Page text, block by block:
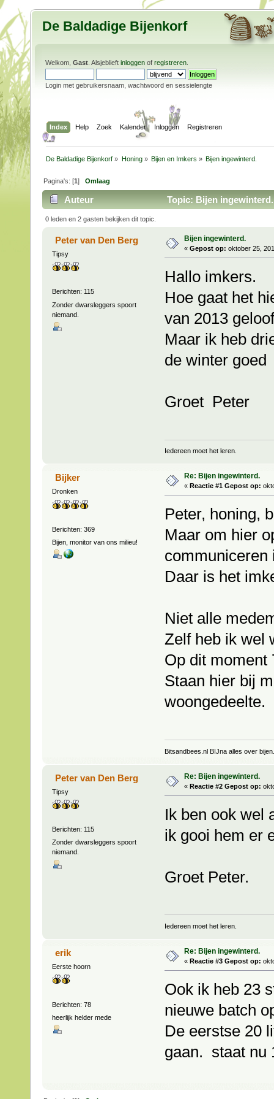
De Baldadige Bijenkorf
Welkom, Gast . Alsjeblieft inloggen of registreren
Login met gebruikersnaam, wachtwoord en sessielengte
Index Help Zoek Kalender Inloggen Registreren
De Baldadige Bijenkorf » Honing» Bijen en Imkers » Bijen ingewinterd.
Pagina's: [1]Omlaag
Auteur Topic: Bijen
0 leden en 2 gasten bekijken dit topic.
Peter van Den Berg
Tipsy
Berichten: 115
Zonder dwarsleggers spoort
niemand.
Bijen ingewinterd.
« Gepost op: oktober 25,
Hallo imkers.
Hoe gaat het
van 2013
Maar ik heb
de winter
Groet Peter
Iedereen moet het leren.
Bijker
Dronken
Berichten: 369
Bijen, monitor van ons milieu!
Re: Bijen ingewinterd.
« Reactie #1 Gepost op:
Peter, honing,
Maar om hier
communiceren
Daar is het
Niet alle
Zelf heb ik wel
Op dit moment
Staan hier bij
woongedeelte.
Bitsandbees.nl BIJna alles over bijen.
Peter van Den Berg
Tipsy
Berichten: 115
Zonder dwarsleggers spoort
niemand.
Re: Bijen ingewinterd.
« Reactie #2 Gepost op:
Ik ben ook wel
ik gooi hem er
Groet Peter.
Iedereen moet het leren.
erik
Eerste hoorn
Berichten: 78
heerlijk helder mede
Re: Bijen ingewinterd.
« Reactie #3 Gepost op:
Ook ik heb 23
nieuwe batch
De eerstse 20
gaan. staat nu